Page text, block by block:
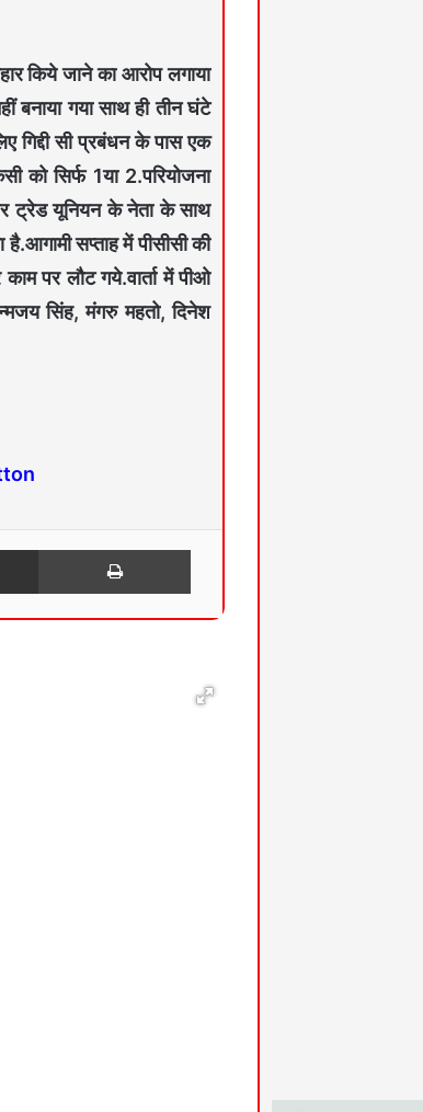
किये जाने का आरोप लगाया
बनाया गया साथ ही तीन घंटे
गिद्दी सी प्रबंधन के पास एक
को सिर्फ 1या 2.परियोजना
ट्रेड यूनियन के नेता के साथ
सप्ताह में पीसीसी की
पर लौट गये.वार्ता में पीओ
सिंह, मंगरु महतो, दिनेश
Print